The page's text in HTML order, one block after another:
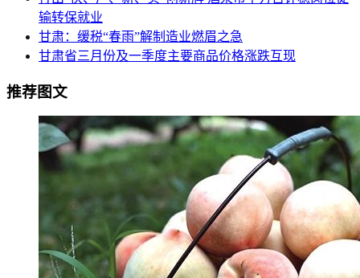
输转保就业
甘肃：缓税“春雨”解制造业燃眉之急
甘肃省三月份及一季度主要商品价格涨跌互现
推荐图文